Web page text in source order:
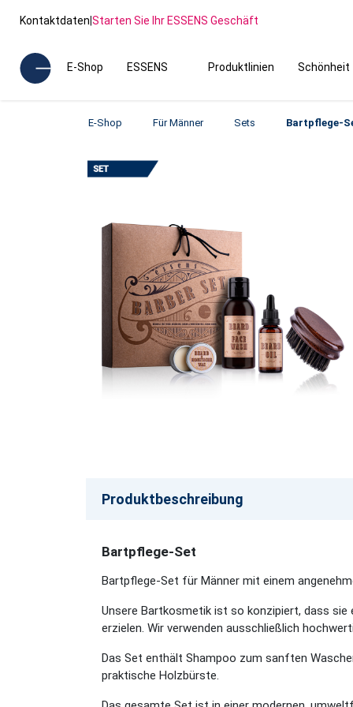
Kontaktdaten|Starten Sie Ihr ESSENS Geschäft
E-Shop ESSENS Produktlinien Schönheit
E-Shop Für Männer Sets Bartpflege-
Produktbeschreibung
Bartpflege-Set
Bartpflege-Set für Männer mit einem
Unsere Bartkosmetik ist so konzipiert, dass sie
erzielen. Wir verwenden ausschließlich
Das Set enthält Shampoo zum sanften
praktische Holzbürste.